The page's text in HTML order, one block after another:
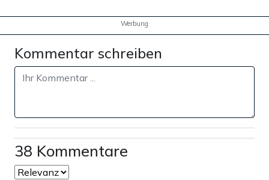
Werbung
Kommentar schreiben
38 Kommentare